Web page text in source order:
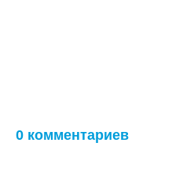
0 комментариев